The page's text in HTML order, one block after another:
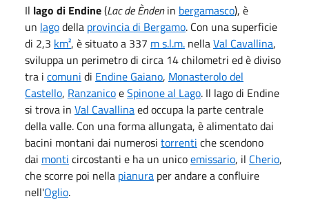
Il lago di Endine(Lac de Èndenin bergamasco), è
un lagodella provincia di Bergamo. Con una superficie
di 2,3 km², è situato a 337 m s.l.m. nellaVal Cavallina,
sviluppa un perimetro di circa 14 chilometri ed è diviso
tra i comuni di Endine Gaiano, Monasterolo del
Castello, RanzanicoeSpinone al Lago. Il lago di Endine
si trova in Val Cavallinaed occupa la parte centrale
della valle. Con una forma allungata, è alimentato dai
bacini montani dai numerosi torrenti che scendono
dai monti circostanti e ha un unicoemissario, il Cherio,
che scorre poi nella pianura per andare a confluire
nell'Oglio.